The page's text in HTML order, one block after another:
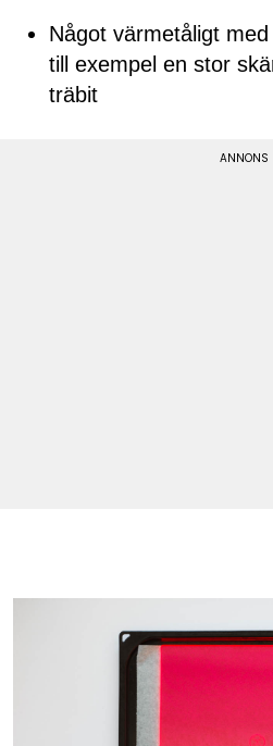
Något värmetåligt
till exempel en stor
träbit